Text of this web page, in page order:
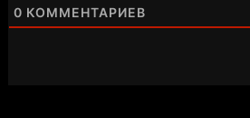
0 КОММЕНТАРИЕВ